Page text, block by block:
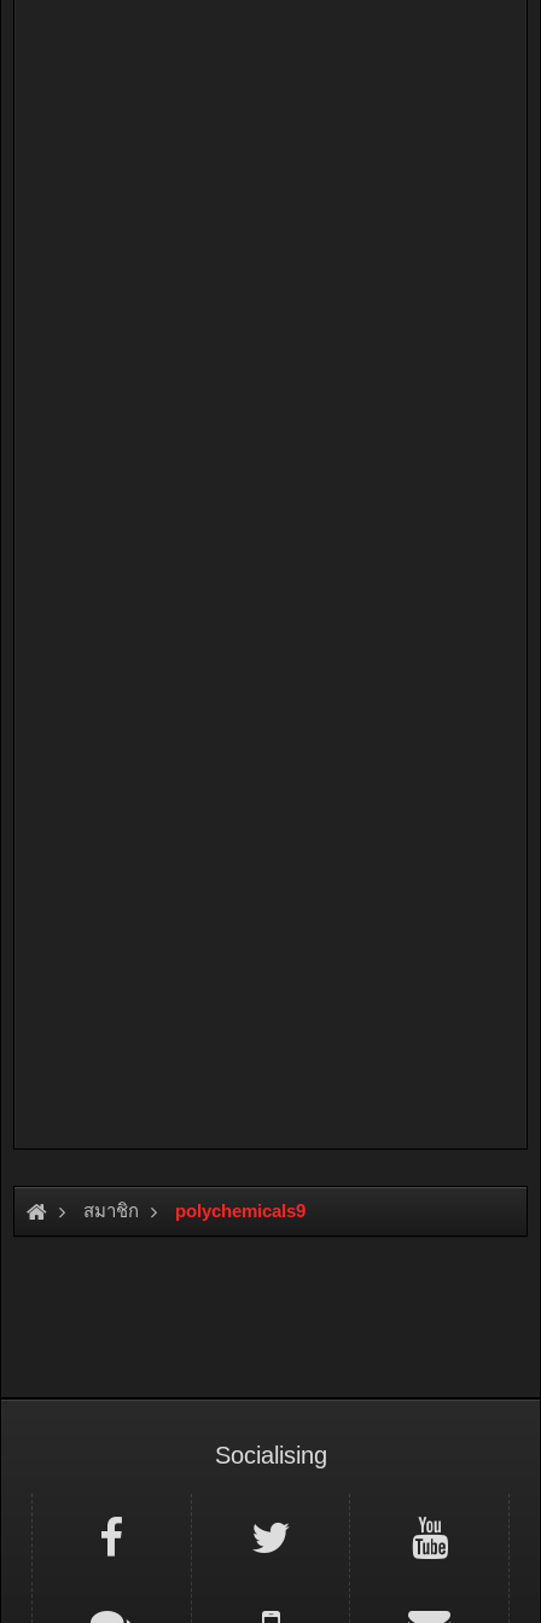
สมาชิก polychemicals9
Socialising